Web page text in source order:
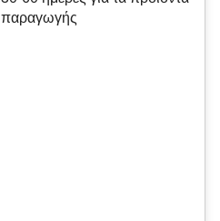
παραγωγής